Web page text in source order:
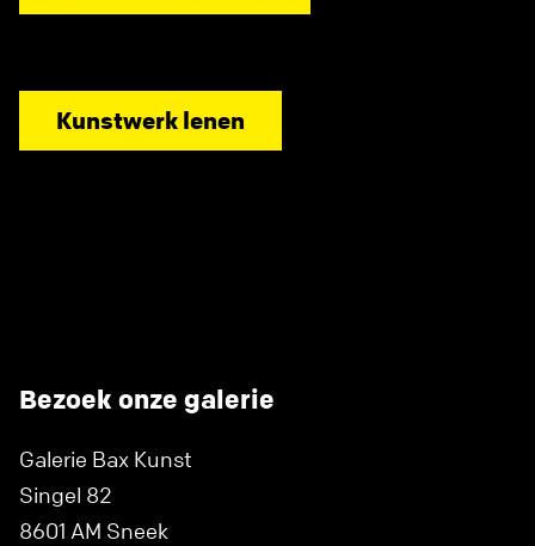
Kunstwerk lenen
Bezoek onze galerie
Galerie Bax Kunst
Singel 82
8601 AM Sneek